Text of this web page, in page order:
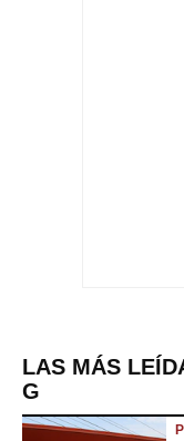
LAS MÁS
G